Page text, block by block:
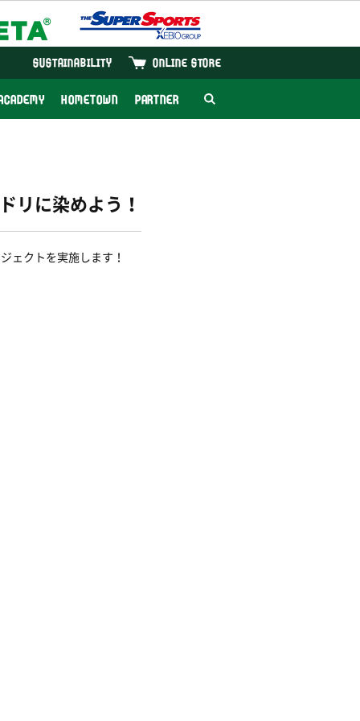
ONLINE STORE
SUSTAINABILITY
HOMETOWN PARTNER
リに染めよう！
ェクトを実施します！